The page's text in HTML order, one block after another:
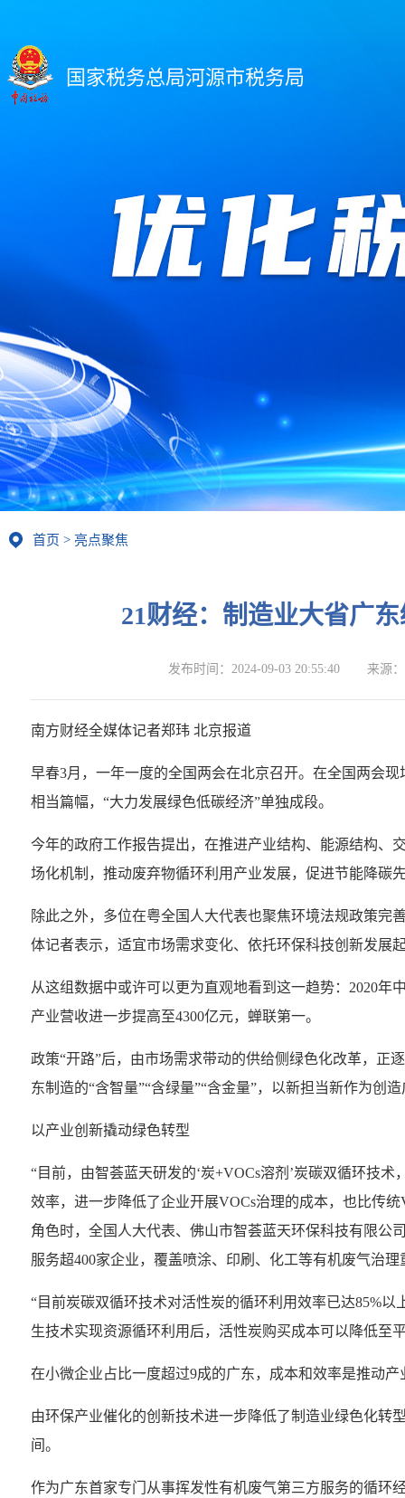
国家税务总局河源市税务局
首页 > 亮点聚焦
21财经：制造业大省广
发布时间： 2024-09-03 20:55:40 来源：
南方财经全媒体记者郑玮 北京报道
早春3月，一年一度的全国两会在北京召开。在全国两会
相当篇幅，“大力发展绿色低碳经济”单独成段。
今年的政府工作报告提出，在推进产业结构、能源结构、
场化机制，推动废弃物循环利用产业发展，促进节能降碳
除此之外，多位在粤全国人大代表也聚焦环境法规政策完
体记者表示，适宜市场需求变化、依托环保科技创新发展
从这组数据中或许可以更为直观地看到这一趋势：2020年
产业营收进一步提高至4300亿元，蝉联第一。
政策“开路”后，由市场需求带动的供给侧绿色化改革，正
东制造的“含智量”“含绿量”“含金量”，以新担当新作为
以产业创新撬动绿色转型
“目前，由智荟蓝天研发的‘炭+VOCs溶剂’炭碳双循环技
效率，进一步降低了企业开展VOCs治理的成本，也比传
角色时，全国人大代表、佛山市智荟蓝天环保科技有限公
服务超400家企业，覆盖喷涂、印刷、化工等有机废气治理
“目前炭碳双循环技术对活性炭的循环利用效率已达85%
生技术实现资源循环利用后，活性炭购买成本可以降低至
在小微企业占比一度超过9成的广东，成本和效率是推动
由环保产业催化的创新技术进一步降低了制造业绿色化转
间。
作为广东首家专门从事挥发性有机废气第三方服务的循环